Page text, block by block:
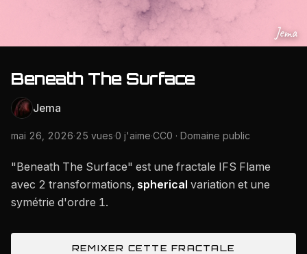
Jema
Beneath The Surface
Jema
mai 26, 2026·25 vues·0 j'aime·CC0 · Domaine public
"Beneath The Surface" est une fractale IFS Flame
avec 2 transformations, spherical variation et une
symétrie d'ordre 1.
REMIXER CETTE FRACTALE